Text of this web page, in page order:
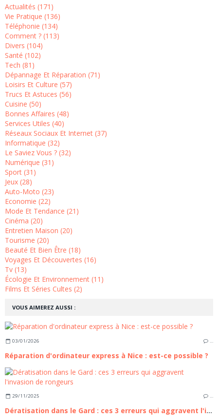
VOUS AIMEREZ AUSSI :
03/01/2026 …
Réparation d'ordinateur express à Nice : est-ce possible ?
29/11/2025 …
Dératisation dans le Gard : ces 3 erreurs qui aggravent l'invasion de rongeurs
Actualités (171)
Vie Pratique (136)
Téléphonie (134)
Comment ? (113)
Divers (104)
Santé (102)
Tech (81)
Dépannage Et Réparation (71)
Loisirs Et Culture (57)
Trucs Et Astuces (56)
Cuisine (50)
Bonnes Affaires (48)
Services Utiles (40)
Réseaux Sociaux Et Internet (37)
Informatique (32)
Le Saviez Vous ? (32)
Numérique (31)
Sport (31)
Jeux (28)
Auto-Moto (23)
Economie (22)
Mode Et Tendance (21)
Cinéma (20)
Entretien Maison (20)
Tourisme (20)
Beauté Et Bien Être (18)
Voyages Et Découvertes (16)
Tv (13)
Écologie Et Environnement (11)
Films Et Séries Cultes (2)